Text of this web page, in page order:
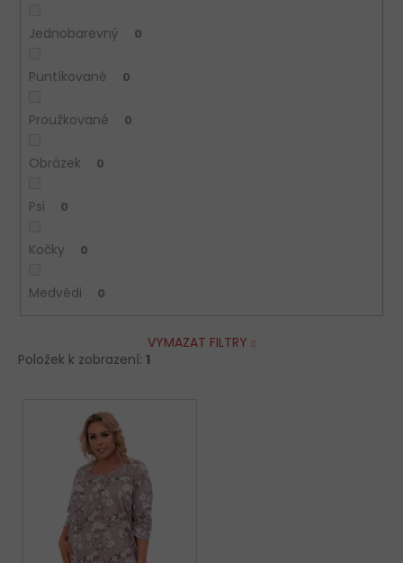
Jednobarevný 0
Puntíkované 0
Proužkované 0
Obrázek 0
Psi 0
Kočky 0
Medvědi 0
VYMAZAT FILTRY
Položek k zobrazení: 1